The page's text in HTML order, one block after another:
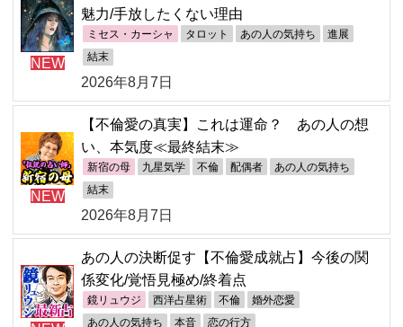
NEW
魅力/手放したくない理由
ミセス・カーシャ タロット あの人の気持ち 進展
結末
2026年8月7日
NEW
【不倫愛の真実】これは運命？ あの人の想
い、本気度≪最終結末≫
新宿の母 九星気学 不倫 配偶者 あの人の気持ち
結末
2026年8月7日
あの人の決断促す【不倫愛成就占】今後の関
係変化/覚悟見極め/終着点
鏡リュウジ 西洋占星術 不倫 婚外恋愛
あの人の気持ち 本音 恋の行方